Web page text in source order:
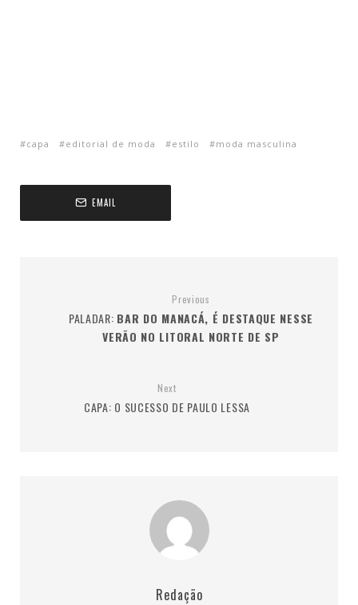
capa editorial de moda estilo moda masculina
EMAIL
Previous
PALADAR: BAR DO MANACÁ, É DESTAQUE NESSE
VERÃO NO LITORAL NORTE DE SP
Next
CAPA: O SUCESSO DE PAULO LESSA
Redação